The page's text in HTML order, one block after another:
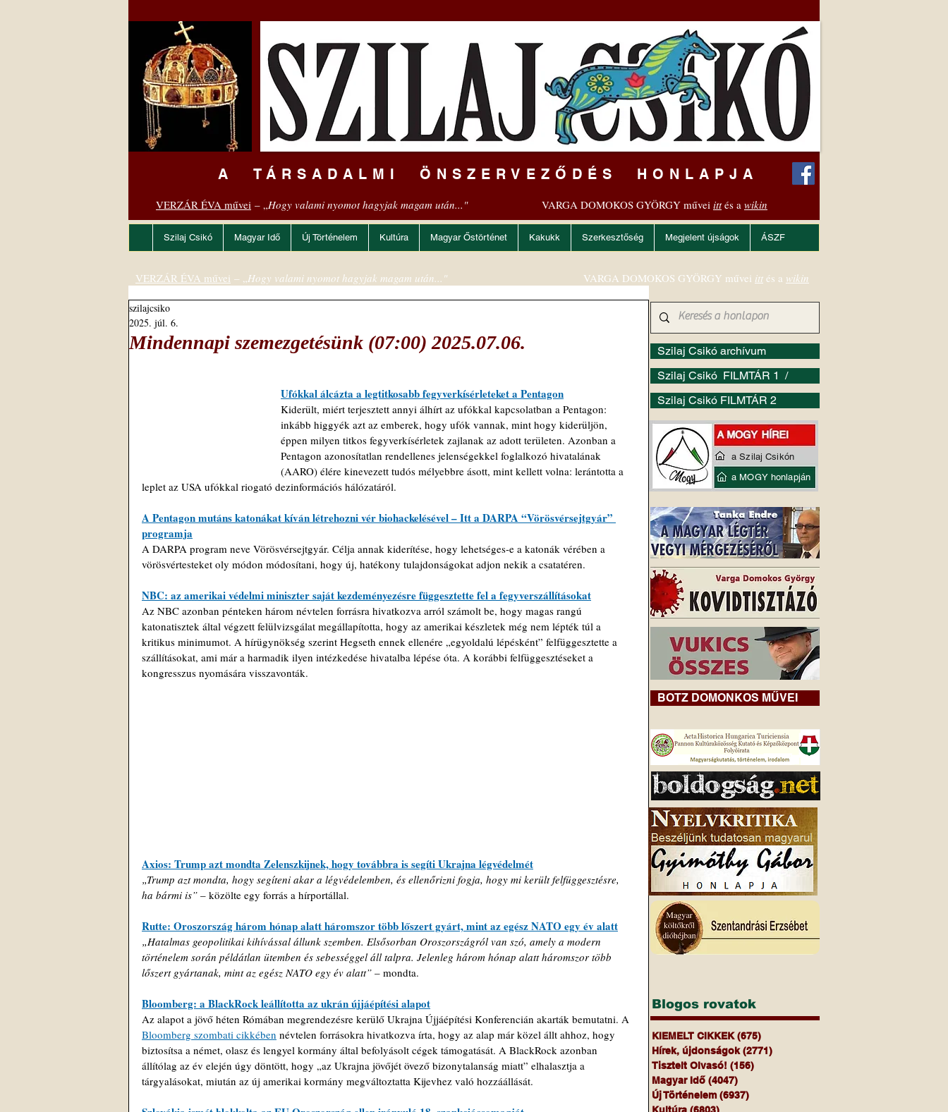
A TÁRSADALMI ÖNSZERVEZŐDÉS HONLAPJA
VERZÁR ÉVA művei – „Hogy valami nyomot hagyjak magam után..." VARGA DOMOKOS GYÖRGY művei ittés a wikin
Szilaj Csikó Magyar Idő Új Történelem Kultúra Magyar Őstörténet Kakukk Szerkesztőség Megjelent újságok ÁSZF
Mindennapi szemezgetésünk (07:00) 2025.07.06.
szilajcsiko
2025. júl. 6.
Ufókkal álcázta a legtitkosabb fegyverkísérleteket a Pentagon
Kiderült, miért terjesztett annyi álhírt az ufókkal kapcsolatban a Pentagon:
inkább higgyék azt az emberek, hogy ufók vannak, mint hogy kiderüljön,
éppen milyen titkos fegyverkísérletek zajlanak az adott területen. Azonban a
Pentagon azonosítatlan rendellenes jelenségekkel foglalkozó hivatalának
(AARO) élére kinevezett tudós mélyebbre ásott, mint kellett volna: lerántotta a
leplet az USA ufókkal riogató dezinformációs hálózatáról.
A Pentagon mutáns katonákat kíván létrehozni vér biohackelésével – Itt a DARPA “Vörösvérsejtgyár”
programja
A DARPA program neve Vörösvérsejtgyár. Célja annak kiderítése, hogy lehetséges-e a katonák vérében a
vörösvértesteket oly módon módosítani, hogy új, hatékony tulajdonságokat adjon nekik a csatatéren.
NBC: az amerikai védelmi miniszter saját kezdeményezésre függesztette fel a fegyverszállításokat
Az NBC azonban pénteken három névtelen forrásra hivatkozva arról számolt be, hogy magas rangú
katonatisztek által végzett felülvizsgálat megállapította, hogy az amerikai készletek még nem lépték túl a
kritikus minimumot. A hírügynökség szerint Hegseth ennek ellenére „egyoldalú lépésként” felfüggesztette a
szállításokat, ami már a harmadik ilyen intézkedése hivatalba lépése óta. A korábbi felfüggesztéseket a
kongresszus nyomására visszavonták.
Axios: Trump azt mondta Zelenszkijnek, hogy továbbra is segíti Ukrajna légvédelmét
„Trump azt mondta, hogy segíteni akar a légvédelemben, és ellenőrizni fogja, hogy mi került felfüggesztésre,
ha bármi is” – közölte egy forrás a hírportállal.
Rutte: Oroszország három hónap alatt háromszor több lőszert gyárt, mint az egész NATO egy év alatt
„Hatalmas geopolitikai kihívással állunk szemben. Elsősorban Oroszországról van szó, amely a modern
történelem során példátlan ütemben és sebességgel áll talpra. Jelenleg három hónap alatt háromszor több
lőszert gyártanak, mint az egész NATO egy év alatt” – mondta.
Bloomberg: a BlackRock leállította az ukrán újjáépítési alapot
Az alapot a jövő héten Rómában megrendezésre kerülő Ukrajna Újjáépítési Konferencián akarták bemutatni. A
Bloomberg szombati cikkében névtelen forrásokra hivatkozva írta, hogy az alap már közel állt ahhoz, hogy
biztosítsa a német, olasz és lengyel kormány által befolyásolt cégek támogatását. A BlackRock azonban
állítólag az év elején úgy döntött, hogy „az Ukrajna jövőjét övező bizonytalanság miatt” elhalasztja a
tárgyalásokat, miután az új amerikai kormány megváltoztatta Kijevhez való hozzáállását.
Szilaj Csikó archívum
Szilaj Csikó FILMTÁR 1 /
Szilaj Csikó FILMTÁR 2
VERZÁR ÉVA művei – „Hogy valami nyomot hagyjak magam után..." VARGA DOMOKOS GYÖRGY művei itt és a wikin
BOTZ DOMONKOS MŰVEI
Blogos rovatok
KIEMELT CIKKEK (675)
Hírek, újdonságok (2771)
Tisztelt Olvasó! (156)
Magyar Idő (4047)
Új Történelem (6937)
a Szilaj Csikón
a MOGY honlapján